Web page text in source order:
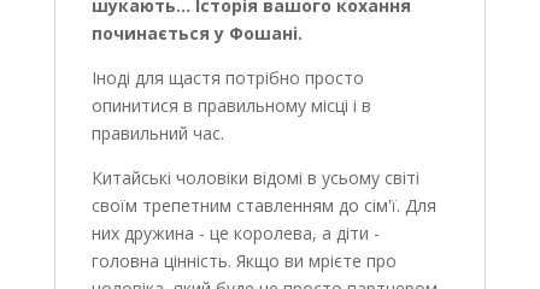
шукають... Історія вашого кохання
починається у Фошані.
Іноді для щастя потрібно просто
опинитися в правильному місці і в
правильний час.
Китайські чоловіки відомі в усьому світі
своїм трепетним ставленням до сім'ї. Для
них дружина - це королева, а діти -
головна цінність. Якщо ви мрієте про